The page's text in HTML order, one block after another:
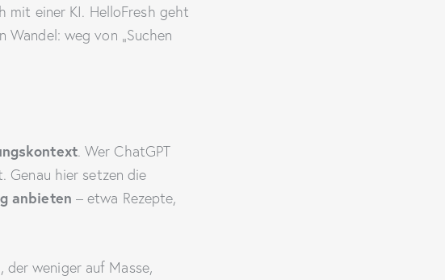
mit einer KI. HelloFresh geht
weg von „Suchen
. Wer ChatGPT
Genau hier setzen die
anbieten – etwa Rezepte,
, der weniger auf Masse,